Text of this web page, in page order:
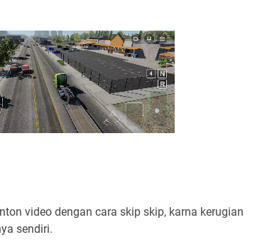
video dengan cara skip skip, karna kerugian
sendiri.